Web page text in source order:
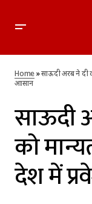
होगा आसान
Home»साऊदी अरब ने‌ दी
आसान
साऊदी
को
देश में